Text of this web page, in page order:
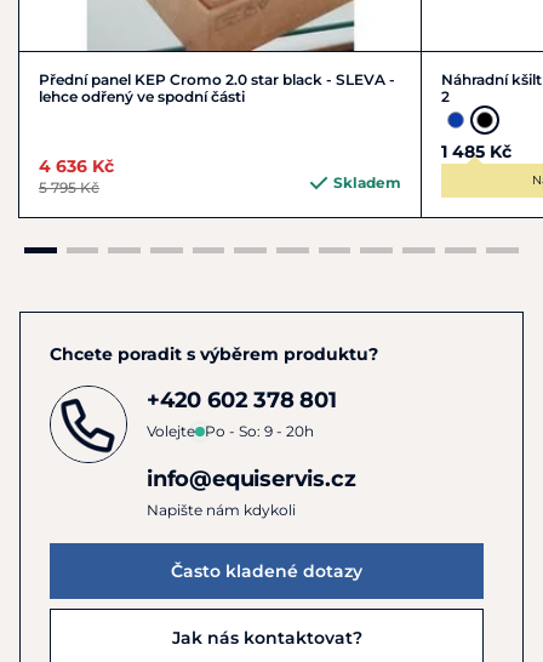
Přední panel KEP Cromo 2.0 star black - SLEVA -
lehce odřený ve spodní části
4 636 Kč
5 795 Kč Skladem
Náhradní
2
1 485 Kč
Chcete poradit s výběrem produktu?
+420 602 378 801
Volejte Po - So: 9 - 20h
info@equiservis.cz
Napište nám kdykoli
Často kladené dotazy
Jak nás kontaktovat?